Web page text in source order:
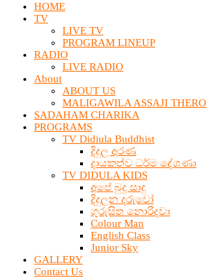
HOME
TV
LIVE TV
PROGRAM LINEUP
RADIO
LIVE RADIO
About
ABOUT US
MALIGAWILA ASSAJI THERO
SADAHAM CHARIKA
PROGRAMS
TV Didiula Buddhist
දිදුල අරණ
දායකත්ව ධර්ම දේශණා
TV DIDULA KIDS
අපේ බුදු සාදු
දිදුලන දරුවෝ
ගුරුසිත නොරිදවා
Colour Man
English Class
Junior Sky
GALLERY
Contact Us